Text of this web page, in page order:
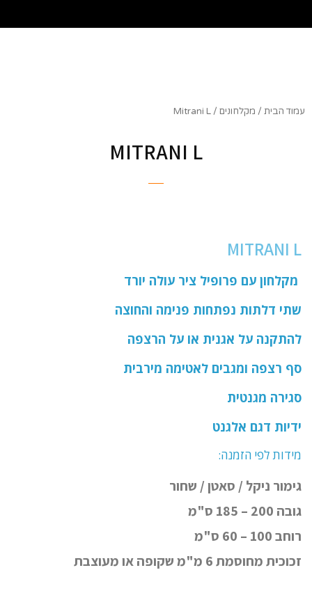
הַמְּסַיַּעַת
עמוד הבית / מקלחונים / Mitrani L
MITRANI L
MITRANI L
מקלחון עם פרופיל ציר עולה יורד
שתי דלתות נפתחות פנימה והחוצה
להתקנה על אגנית או על הרצפה
סף רצפה ומגבים לאטימה מירבית
סגירה מגנטית
ידיות דגם אלגנט
מידות לפי הזמנה:
גימור ניקל / סאטן / שחור
גובה 200 – 185 ס"מ
רוחב 100 – 60 ס"מ
זכוכית מחוסמת 6 מ"מ שקופה או מעוצבת